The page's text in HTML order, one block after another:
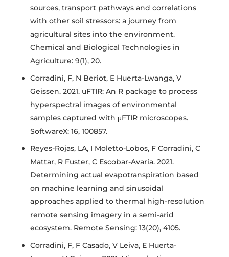
sources, transport pathways and correlations
with other soil stressors: a journey from
agricultural sites into the environment.
Chemical and Biological Technologies in
Agriculture: 9(1), 20.
Corradini, F, N Beriot, E Huerta-Lwanga, V
Geissen. 2021. uFTIR: An R package to process
hyperspectral images of environmental
samples captured with μFTIR microscopes.
SoftwareX: 16, 100857.
Reyes-Rojas, LA, I Moletto-Lobos, F Corradini, C
Mattar, R Fuster, C Escobar-Avaria. 2021.
Determining actual evapotranspiration based
on machine learning and sinusoidal
approaches applied to thermal high-resolution
remote sensing imagery in a semi-arid
ecosystem. Remote Sensing: 13(20), 4105.
Corradini, F, F Casado, V Leiva, E Huerta-